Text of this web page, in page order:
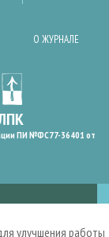
О ЖУРНАЛЕ
ПИ №ФС77-36401 от
улучшения работы